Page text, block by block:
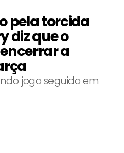
pela torcida
diz que o
a
jogo seguido em